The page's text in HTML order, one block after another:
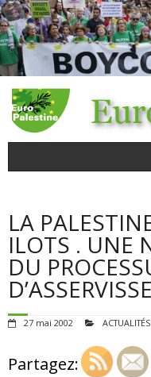
POUR AGIR
AGENDA
QUI SOMMES-NOUS ?
LA
ILOTS . UNE
DU
27 mai 2002 ACTUALITÉS
Partagez: